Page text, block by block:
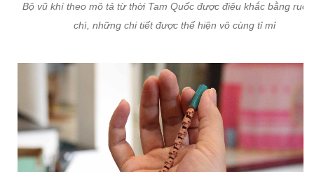
Bộ vũ khí theo mô tả từ thời Tam Quốc được điêu khắc bằng ruột
chì, những chi tiết được thể hiện vô cùng tỉ mỉ